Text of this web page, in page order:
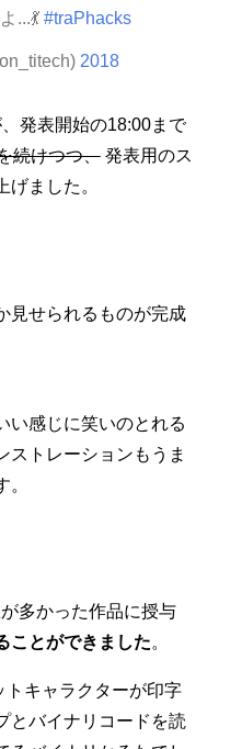
...💃 #traPhacks
2018
発表開始の18:00まで
続けつつ、発表用のス
ました。
見せられるものが完成
い感じに笑いのとれる
ストレーションもうま
多かった作品に授与
ことができました。
キャラクターが印字
とバイナリコードを読